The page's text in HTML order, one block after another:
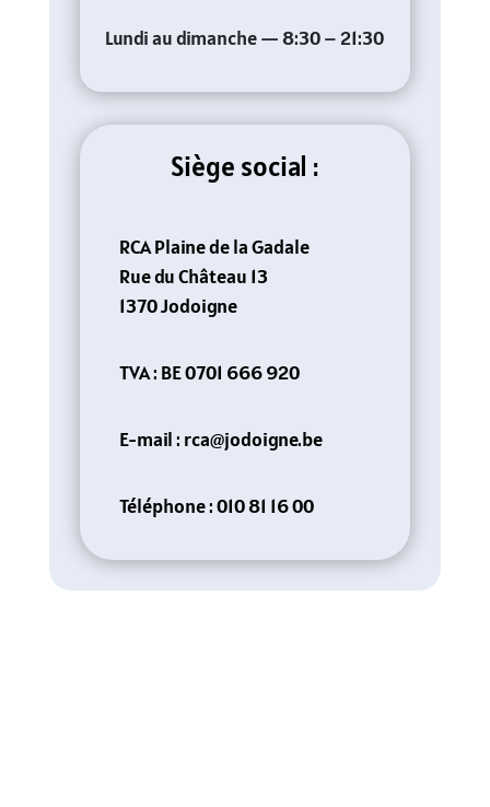
Lundi au dimanche — 8:30 – 21:30
Siège social :
RCA Plaine de la Gadale
Rue du Château 13
1370 Jodoigne
TVA : BE 0701 666 920
E-mail : rca@jodoigne.be
Téléphone : 010 81 16 00